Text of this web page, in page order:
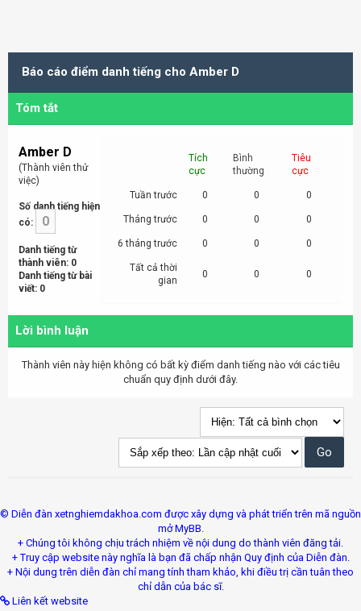
Báo cáo điểm danh tiếng cho Amber D
Tóm tắt
Amber D
(Thành viên thử
việc)
Số danh tiếng hiện
có:
0
Danh tiếng từ
thành viên: 0
Danh tiếng từ bài
viết: 0
Tích
cực
Bình
thường
Tiêu
cực
Tuần trước 0 0 0
Tháng trước 0 0 0
6 tháng trước 0 0 0
Tất cả thời
gian
0 0 0
Lời bình luận
Thành viên này hiện không có bất kỳ điểm danh tiếng nào với các tiêu
chuẩn quy định dưới đây.
© Diễn đàn xetnghiemdakhoa.com được xây dựng và phát triển trên mã nguồn
mở MyBB.
+ Chúng tôi không chịu trách nhiệm về nội dung do thành viên đăng tải.
+ Truy cập website này nghĩa là bạn đã chấp nhận Quy định của Diễn đàn.
+ Nội dung trên diễn đàn chỉ mang tính tham khảo, khi điều trị cần tuân theo
chỉ dẫn của bác sĩ.
Liên kết website